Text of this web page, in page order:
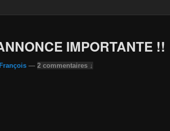
IMPORTANTE !!
François — 2 commentaires ↓